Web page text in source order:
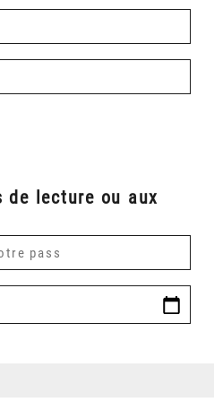
de lecture ou aux